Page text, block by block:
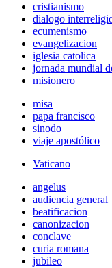
cristianismo
dialogo
ecumenismo
evangelizacion
iglesia catolica
jornada mundial
misionero
misa
papa francisco
sinodo
viaje apostólico
Vaticano
angelus
audiencia general
beatificacion
canonizacion
conclave
curia romana
jubileo